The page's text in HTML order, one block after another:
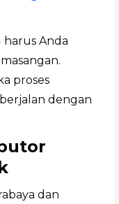
harus Anda
proses
dengan
dan